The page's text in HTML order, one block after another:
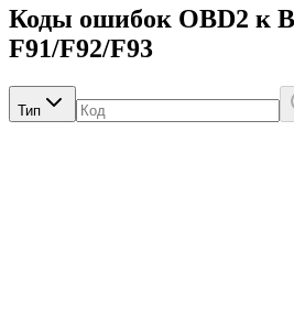
Коды ошибок OBD2 к
F91/F92/F93
Тип